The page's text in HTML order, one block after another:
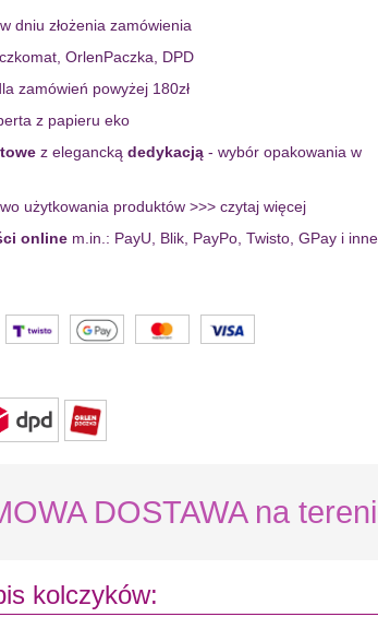
dniu złożenia zamówienia
OrlenPaczka, DPD
zamówień powyżej 180zł
z papieru eko
z eleganckądedykacją - wybór opakowania w
użytkowania produktów >>> czytaj więcej
online m.in.: PayU, Blik, PayPo, Twisto, GPay i
DOSTAWA na
kolczyków: